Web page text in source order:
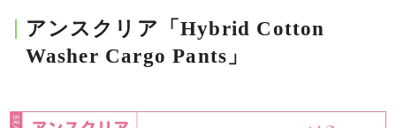
アンスクリア「Hybrid Cotton
Washer Cargo Pants」